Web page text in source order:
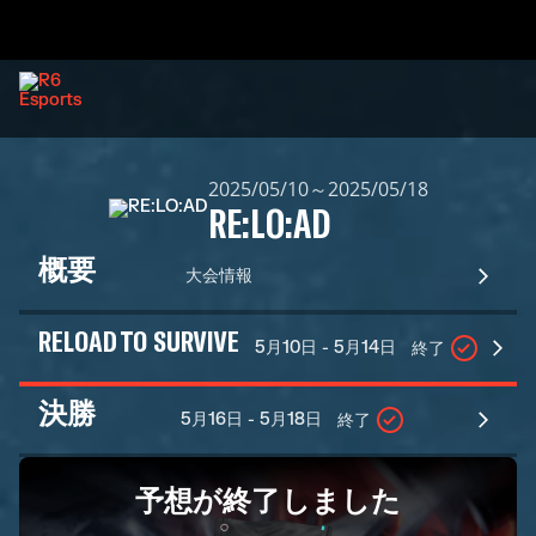
2025/05/10～2025/05/18
RE:LO:AD
概要 大会情報
RELOAD TO SURVIVE 5月10日 - 5月14日 終了
決勝 5月16日 - 5月18日 終了
予想が終了しました